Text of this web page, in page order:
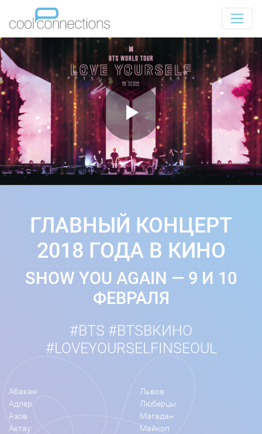
ГЛАВНЫЙ КОНЦЕРТ
2018 ГОДА В КИНО
SHOW YOU AGAIN — 9 И 10
ФЕВРАЛЯ
#BTS #BTSВКИНО
#LOVEYOURSELFINSEOUL
Абакан
Адлер
Азов
Актау
Львов
Люберцы
Магадан
Майкоп